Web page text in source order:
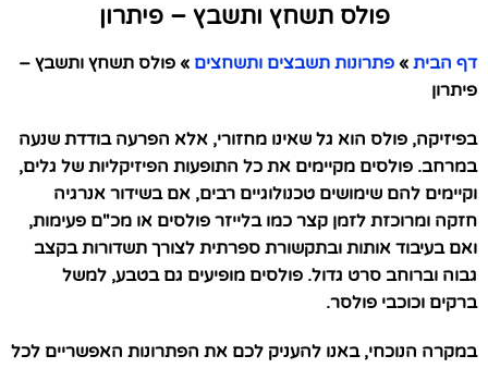
פולס תשחץ ותשבץ – פיתרון
דף הבית » פתרונות תשבצים ותשחצים » פולס תשחץ ותשבץ –
פיתרון
בפיזיקה, פולס הוא גל שאינו מחזורי, אלא הפרעה בודדת שנעה
במרחב. פולסים מקיימים את כל התופעות הפיזיקליות של גלים,
וקיימים להם שימושים טכנולוגיים רבים, אם בשידור אנרגיה
חזקה ומרוכזת לזמן קצר כמו בלייזר פולסים או מכ"ם פעימות,
ואם בעיבוד אותות ובתקשורת ספרתית לצורך תשדורות בקצב
גבוה וברוחב סרט גדול. פולסים מופיעים גם בטבע, למשל
ברקים וכוכבי פולסר.
במקרה הנוכחי, באנו להעניק לכם את הפתרונות האפשריים לכל